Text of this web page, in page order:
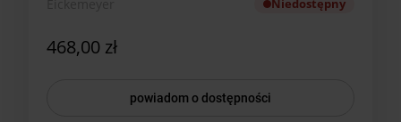
Niedostępny
468,00 zł
powiadom o dostępności